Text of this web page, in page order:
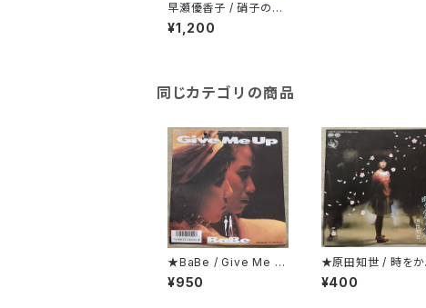
早瀬優香子 / 硝子のレ
プリカント
¥1,200
同じカテゴリの商品
★BaBe / Give Me U
p
¥950
★原田知世 / 時をか
る少女 見開くとカラー
ピンナップになってい
¥400